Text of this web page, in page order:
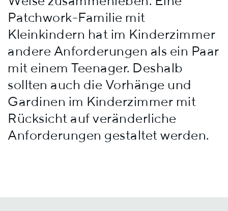
Patchwork-Familie mit
Kleinkindern hat im Kinderzimmer
andere Anforderungen als ein Paar
mit einem Teenager. Deshalb
sollten auch die Vorhänge und
Gardinen im Kinderzimmer mit
Rücksicht auf veränderliche
Anforderungen gestaltet werden.